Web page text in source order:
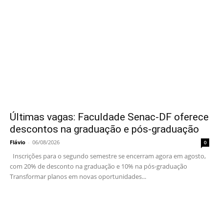
Últimas vagas: Faculdade Senac-DF oferece
descontos na graduação e pós-graduação
Flávio - 06/08/2026 0
Inscrições para o segundo semestre se encerram agora em agosto,
com 20% de desconto na graduação e 10% na pós-graduação
Transformar planos em novas oportunidades...